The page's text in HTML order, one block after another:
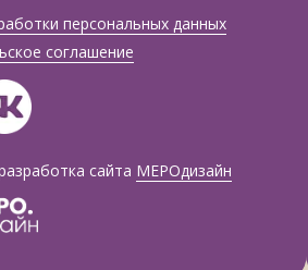
персональных данных
соглашение
сайта МЕРОдизайн